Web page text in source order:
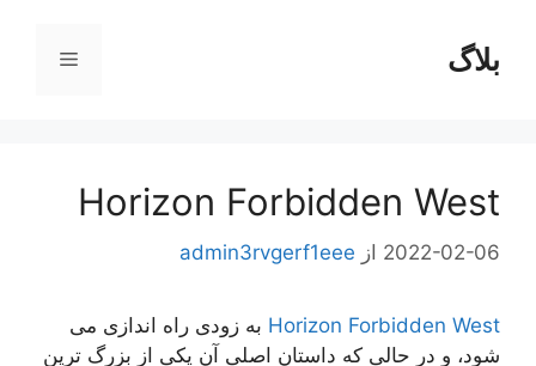
محتوابلاگ فهرست
Horizon Forbidden West
2022-02-06 از admin3rvgerf1eee
Horizon Forbidden West به زودی راه اندازی می
شود، و در حالی که داستان اصلی آن یکی از بزرگ ترین